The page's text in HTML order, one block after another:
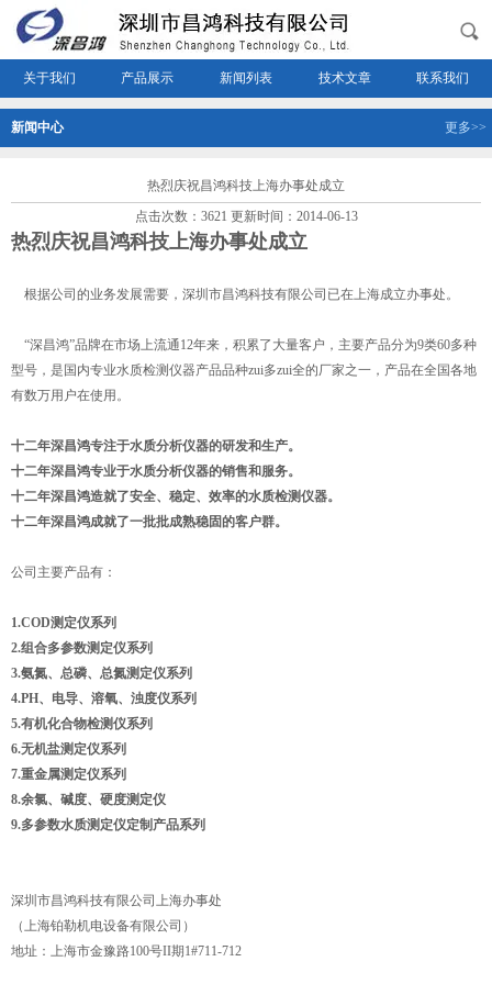
关于我们 产品展示 新闻列表 技术文章 联系我们
新闻中心 更多>>
热烈庆祝昌鸿科技上海办事处成立
点击次数：3621 更新时间：2014-06-13
热烈庆祝昌鸿科技上海办事处成立
根据公司的业务发展需要，深圳市昌鸿科技有限公司已在上海成立办事处。
“深昌鸿”品牌在市场上流通12年来，积累了大量客户，主要产品分为9类60多种
型号，是国内专业水质检测仪器产品品种zui多zui全的厂家之一，产品在全国各地
有数万用户在使用。
十二年深昌鸿专注于水质分析仪器的研发和生产。
十二年深昌鸿专业于水质分析仪器的销售和服务。
十二年深昌鸿造就了安全、稳定、效率的水质检测仪器。
十二年深昌鸿成就了一批批成熟稳固的客户群。
公司主要产品有：
1.COD测定仪系列
2.组合多参数测定仪系列
3.氨氮、总磷、总氮测定仪系列
4.PH、电导、溶氧、浊度仪系列
5.有机化合物检测仪系列
6.无机盐测定仪系列
7.重金属测定仪系列
8.余氯、碱度、硬度测定仪
9.多参数水质测定仪定制产品系列
深圳市昌鸿科技有限公司上海办事处
（上海铂勒机电设备有限公司）
地址：上海市金豫路100号II期1#711-712